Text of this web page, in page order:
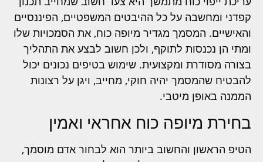
קפדני ומחשבה על כל ההיבטים המשפטיים, הפיננסיים
והאישיים. המסמך מגדיר מיופה כוח, את הסמכויות שלו
ומתי הן נכנסות לתוקף, ולכן חשוב לבצע את התהליך
בצורה מסודרת ומקצועית. שימוש בטיפים נכונים יכול
להבטיח שהמסמך יהיה חוקי, מחייב, ויגן על רצונות
הממנה באופן מיטבי.
בחירת מיופה כוח אחראי ואמין
הטיפ הראשון והחשוב ביותר הוא לבחור אדם מוסמך,